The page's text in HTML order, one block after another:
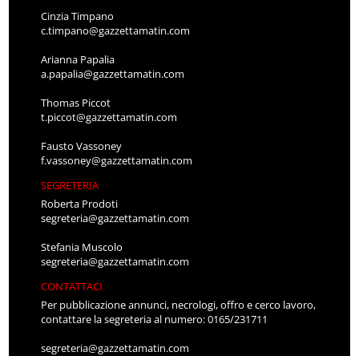
Cinzia Timpano
c.timpano@gazzettamatin.com
Arianna Papalia
a.papalia@gazzettamatin.com
Thomas Piccot
t.piccot@gazzettamatin.com
Fausto Vassoney
f.vassoney@gazzettamatin.com
SEGRETERIA
Roberta Prodoti
segreteria@gazzettamatin.com
Stefania Muscolo
segreteria@gazzettamatin.com
CONTATTACI
Per pubblicazione annunci, necrologi, offro e cerco lavoro,
contattare la segreteria al numero: 0165/231711
segreteria@gazzettamatin.com